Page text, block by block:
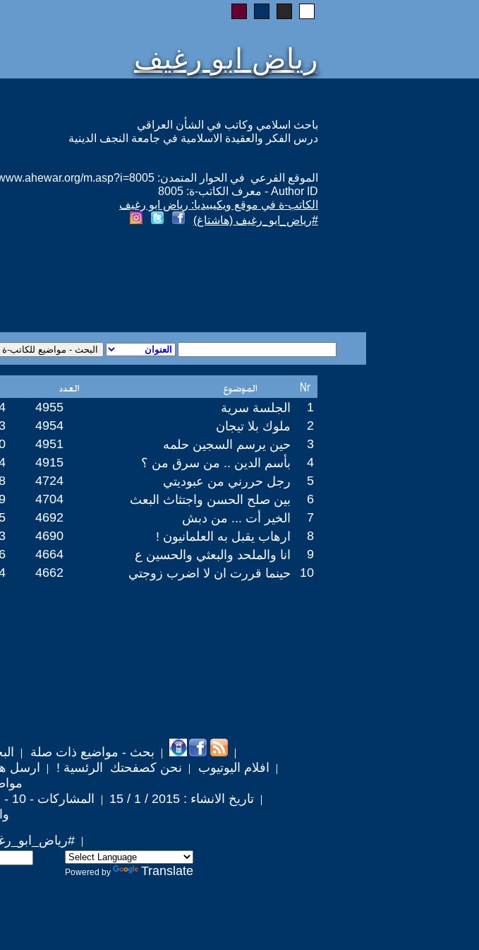
رياض ابو رغيف
باحث اسلامي وكاتب في الشأن العراقي
درس الفكر والعقيدة الاسلامية في جامعة النجف الدينية
الموقع الفرعي في الحوار المتمدن: https://www.ahewar.org/m.asp?i=8005
Author ID - معرف الكاتب-ة: 8005
الكاتب-ة في موقع ويكيبيديا: رياض ابو رغيف
#رياض_ابو_رغيف (هاشتاغ)
4955 الجلسة سرية
1
4954 ملوك بلا تيجان
2
4951 حين يرسم السجين حلمه
3
4915 بأسم الدين .. من سرق من ؟
4
4724 رجل حررني من عبوديتي
5
4704 بين صلح الحسن واجتثاث البعث
6
4692 الخير أت ... من دبش
7
4690 ارهاب يقبل به العلمانيون !
8
4664 انا والملحد والبعثي والحسين ع
9
4662 حينما قررت ان لا اضرب زوجتي 10
بحث - مواضيع ذات صلة
افلام اليوتيوب
نحن كصفحتك الرئسية ! ارسل
تاريخ الانشاء : 2015 / 1 / 15
المشاركات - 10 -
Powered by Translate